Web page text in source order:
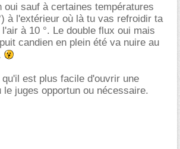
oui sauf à certaines températures
à l'extérieur où là tu vas refroidir ta
à 10 °. Le double flux oui mais
candien en plein été va nuire au
est plus facile d'ouvrir une
le juges opportun ou nécessaire.